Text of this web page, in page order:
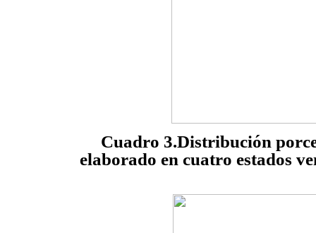
Cuadro 3.Distribución
elaborado en cuatro estados